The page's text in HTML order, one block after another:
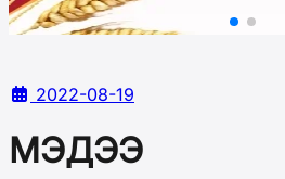
2022-08-19
МЭДЭЭ